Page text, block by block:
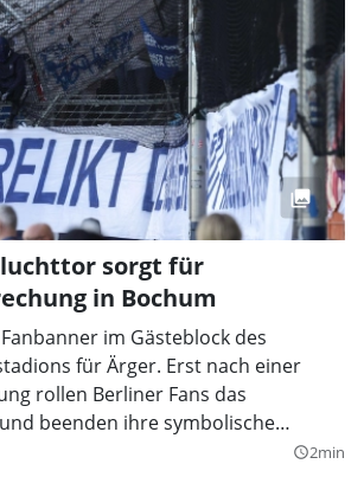
sorgt für
in Bochum
im Gästeblock des
für Ärger. Erst nach einer
rollen Berliner Fans das
beenden ihre symbolische
query_builder2min